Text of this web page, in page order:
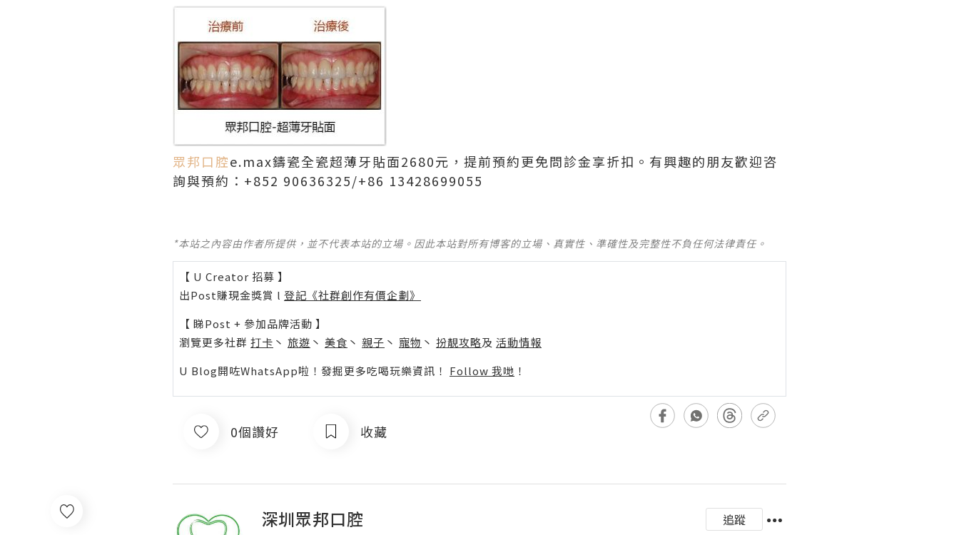
眾邦口腔e.max鑄瓷全瓷超薄牙貼面2680元，提前預約更免問診金享折扣。有興趣的朋友歡迎咨
詢與預約：+852 90636325/+86 13428699055
*本站之內容由作者所提供，並不代表本站的立場。因此本站對所有博客的立場、真實性、準確性及完整性不負任何法律責任。
【 U Creator 招募 】
出Post賺現金獎賞 l 登記《社群創作有價企劃》
【 睇Post + 參加品牌活動 】
瀏覽更多社群 打卡 丶 旅遊 丶 美食 丶 親子 丶 寵物 丶 扮靚攻略及 活動情報
U Blog開咗WhatsApp啦！發掘更多吃喝玩樂資訊！ Follow 我哋 ！
0個讚好 收藏
深圳眾邦口腔
追蹤